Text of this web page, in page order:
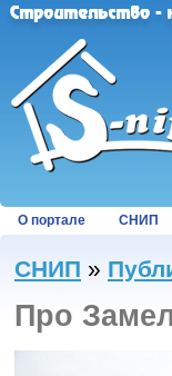
О портале СНИП
СНИП »
Про